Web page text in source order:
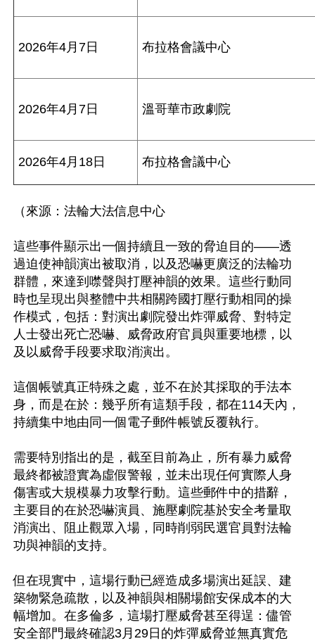
2026年4月7日 布拉格會議中心
2026年4月7日 溫哥華市政劇院
2026年4月18日 布拉格會議中心
（來源：法輪大法信息中心
這些事件顯示出一個持續且一致的脅迫目的——透
過迫使神韻演出被取消，以及恐嚇更廣泛的法輪功
群體，來達到噤聲與打壓神韻的效果。這些行動同
時也呈現出與整體中共相關跨國打壓行動相同的操
作模式，包括：對演出劇院發出炸彈威脅、對特定
人士發出死亡恐嚇、威脅政府官員與重要地標，以
及以威脅手段要求取消演出。
這個帳號真正特殊之處，並不在於其採取的手法本
身，而是在於：幾乎所有這類手段，都在114天內，
持續集中地由同一個電子郵件帳號反覆執行。
需要特別指出的是，截至目前為止，所有暴力威脅
最終都被證實為虛假警報，並未出現任何實際人身
傷害或大規模暴力攻擊行動。這些郵件中的措辭，
主要目的在於恐嚇演員、施壓劇院基於安全考量取
消演出、阻止觀眾入場，同時削弱民選官員對法輪
功與神韻的支持。
但在現實中，這場行動已經造成多場演出延誤、建
築物緊急疏散，以及神韻與相關場館安保成本的大
幅增加。在多倫多，這場打壓威脅甚至得逞：儘管
安全部門最終確認3月29日的炸彈威脅並無真實危